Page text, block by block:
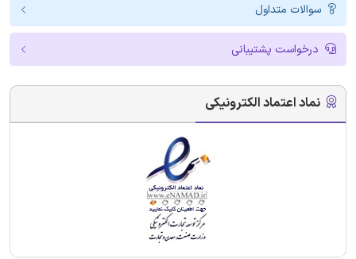
سوالات متداول
درخواست پشتیبانی
نماد اعتماد الکترونیکی